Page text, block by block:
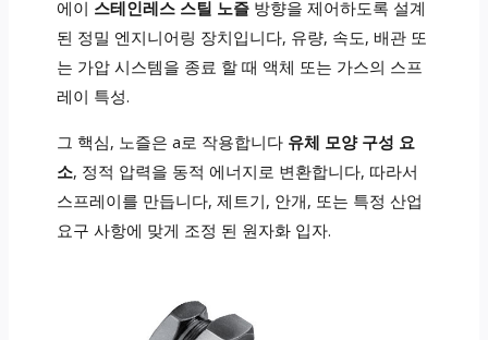
에이 스테인레스 스틸 노즐방향을 제어하도록 설계
된 정밀 엔지니어링 장치입니다, 유량, 속도, 배관 또
는 가압 시스템을 종료 할 때 액체 또는 가스의 스프
레이 특성.
그 핵심, 노즐은 a로 작용합니다 유체 모양 구성 요
소, 정적 압력을 동적 에너지로 변환합니다, 따라서
스프레이를 만듭니다, 제트기, 안개, 또는 특정 산업
요구 사항에 맞게 조정 된 원자화 입자.